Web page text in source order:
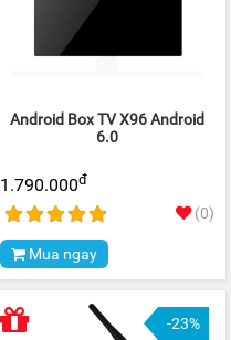
Android Box TV X96 Android
6.0
1.790.000đ
(0)
Mua ngay
-23%